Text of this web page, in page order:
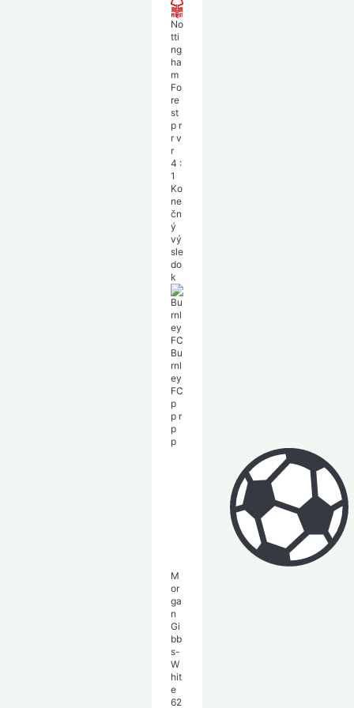
No
tti
ng
ha
m
Fo
re
st
p r
r v
r
4 :
1
Ko
ne
čn
ý
vý
sle
do
k
Bu
rnl
ey
FC
p
p r
p
p
M
or
ga
n
Gi
bb
s-
W
hit
e
62